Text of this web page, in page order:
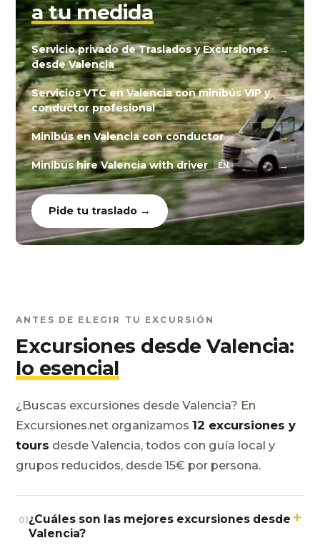
a tu medida
Servicio privado de Traslados y Excursiones
desde Valencia
→
Servicios VTC en Valencia con minibús VIP y
conductor profesional
→
Minibús en Valencia con conductor →
Minibus hire Valencia with driver EN →
Pide tu traslado →
ANTES DE ELEGIR TU EXCURSIÓN
Excursiones desde Valencia:
lo esencial
¿Buscas excursiones desde Valencia? En
Excursiones.net organizamos 12 excursiones y
tours desde Valencia, todos con guía local y
grupos reducidos, desde 15€ por persona.
01¿Cuáles son las mejores excursiones desde
Valencia?
+